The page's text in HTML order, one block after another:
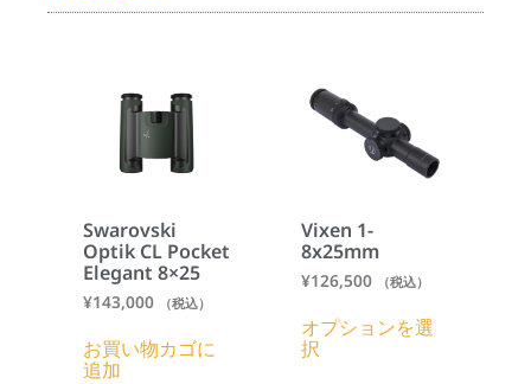
Swarovski
Optik CL Pocket
Elegant 8×25
¥143,000 （税込）
お買い物カゴに
追加
Vixen 1-
8x25mm
¥126,500 （税込）
オプションを選
択